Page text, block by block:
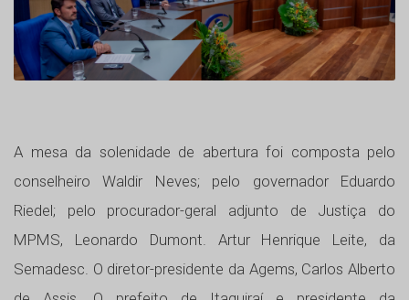
A mesa da solenidade de abertura foi composta pelo
conselheiro Waldir Neves; pelo governador Eduardo
Riedel; pelo procurador-geral adjunto de Justiça do
MPMS, Leonardo Dumont. Artur Henrique Leite, da
Semadesc. O diretor-presidente da Agems, Carlos Alberto